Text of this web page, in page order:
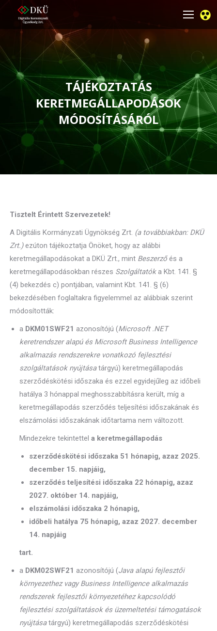
TÁJÉKOZTATÁS
KERETMEGÁLLAPODÁSOK
MÓDOSÍTÁSÁRÓL
You are here:
Tisztelt Érintett Szervezetek!
A Digitális Kormányzati Ügynökség Zrt. (a továbbiakban: DKÜ
Zrt.)ezúton tájékoztatja Önöket, hogy az alábbi
keretmegállapodásokat a DKÜ Zrt., mint Beszerzőés a
keretmegállapodásokban részes Szolgáltatóka Kbt. 141. §
(4) bekezdés c) pontjában, valamint Kbt. 141. § (6)
bekezdésében foglaltakra figyelemmel az alábbiak szerint
módosították:
a DKM01SWF21 azonosítójú (Microsoft .NET
keretrendszer alapú és Microsoft Business Intelligence
alkalmazás rendszerekre vonatkozó fejlesztési
szolgáltatások nyújtásatárgyú) keretmegállapodás
szerződéskötési időszaka és ezzel egyidejűleg az időbeli
hatálya 3 hónappal meghosszabbításra került, míg a
keretmegállapodás szerződés teljesítési időszakának és
elszámolási időszakának időtartama nem változott.
Mindezekre tekintettel a keretmegállapodás
szerződéskötési időszaka 51 hónapig, azaz 2025.
december 15. napjáig,
szerződés teljesítési időszaka 22 hónapig, azaz
2027. október 14. napjáig,
elszámolási időszaka 2 hónapig,
időbeli hatálya 75 hónapig, azaz 2027. december
14. napjáig
tart.
a DKM02SWF21 azonosítójú (Java alapú fejlesztői
környezethez vagy Business Intelligence alkalmazás
rendszerek fejlesztői környezetéhez kapcsolódó
fejlesztési szolgáltatások és üzemeltetési támogatások
nyújtásatárgyú) keretmegállapodás szerződéskötési